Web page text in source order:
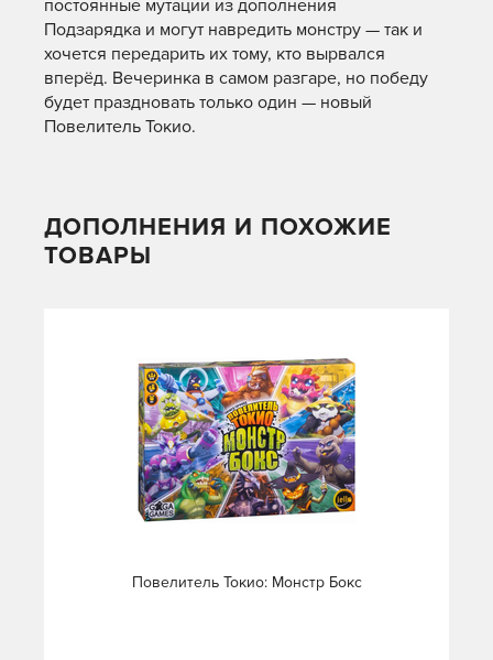
постоянные мутации из дополнения
Подзарядка и могут навредить монстру — так и
хочется передарить их тому, кто вырвался
вперёд. Вечеринка в самом разгаре, но победу
будет праздновать только один — новый
Повелитель Токио.
ДОПОЛНЕНИЯ И ПОХОЖИЕ
ТОВАРЫ
Повелитель Токио: Монстр Бокс